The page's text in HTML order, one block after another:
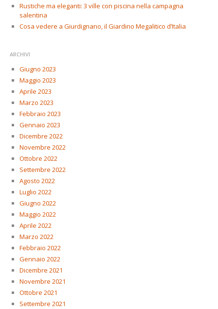
Rustiche ma eleganti: 3 ville con piscina nella campagna
salentina
Cosa vedere a Giurdignano, il Giardino Megalitico d’Italia
ARCHIVI
Giugno 2023
Maggio 2023
Aprile 2023
Marzo 2023
Febbraio 2023
Gennaio 2023
Dicembre 2022
Novembre 2022
Ottobre 2022
Settembre 2022
Agosto 2022
Luglio 2022
Giugno 2022
Maggio 2022
Aprile 2022
Marzo 2022
Febbraio 2022
Gennaio 2022
Dicembre 2021
Novembre 2021
Ottobre 2021
Settembre 2021